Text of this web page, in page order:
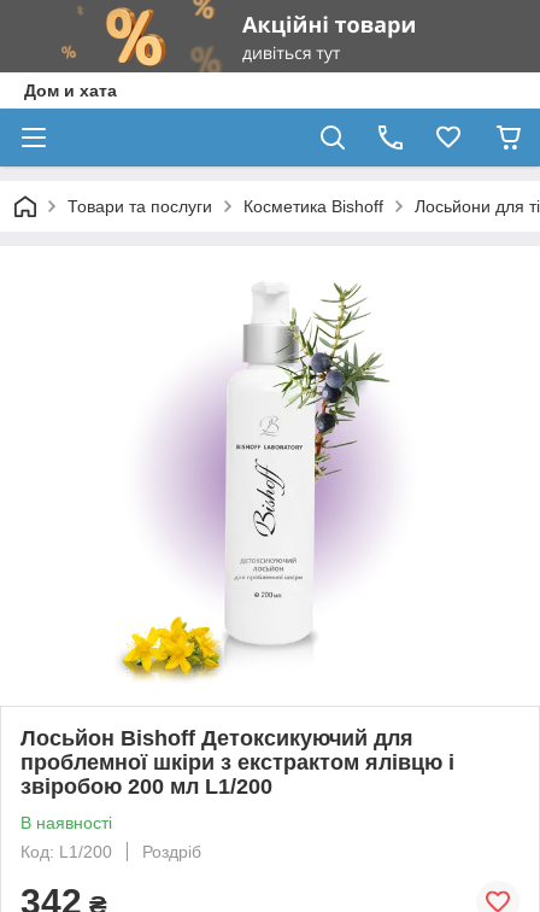
Дом и хата
Товари та послуги Косметика Bishoff Лосьйони для
Лосьйон Bishoff Детоксикуючий для
проблемної шкіри з екстрактом ялівцю і
звіробою 200 мл L1/200
В наявності
Код: L1/200
Роздріб
342 ₴